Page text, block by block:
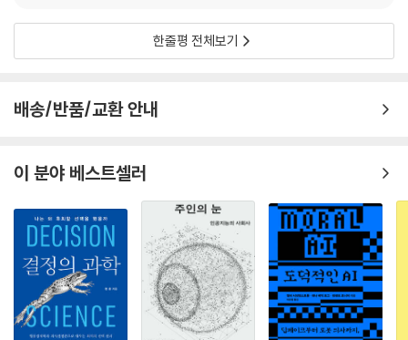
분노는 환원주의라는 그들의 잘못된 가정에서 기인한다.
악성 종양이나 불의의 사고로 팔을 잃은 환자가 절단된 팔의 존재를 계속
쪽 뺨을 만지자 그 환자는 “제기랄! 당신은 지금 나의 왼쪽 엄지손가락을
만지고 있소”라고 외쳤다. 이어진 실험에서 라마찬드란은 환자의 얼굴 표
면에 잃어버린 환상 손이 완벽히 표현되어 있음을 발견했다. 어떻게 이런
일이 벌어질까?
해답은 바로 뇌 속에 있다. 신체의 왼쪽 피부 표면에서 발생하는 촉각 신호
는 오른쪽 대뇌반구의 겉질(피질)에 지도처럼 표현될 수 있다. 그것은 마
치 거대한 손과 입을 가진 난쟁이처럼 보이는데, 펜필드 호문쿨루스(Penf
한줄평 전체보기
배송/반품/교환 안내
이 분야 베스트셀러